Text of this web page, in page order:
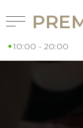
10:00 - 20:00